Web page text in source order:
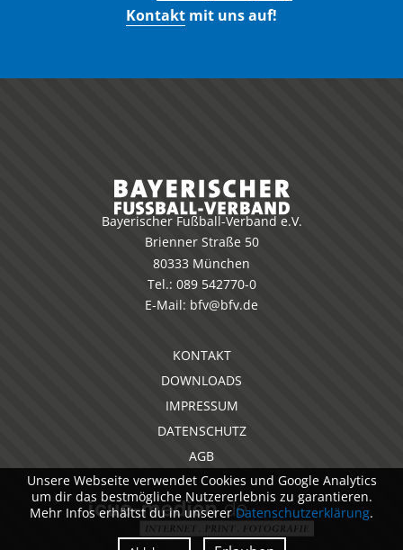
Kontakt mit uns auf!
Bayerischer Fußball-Verband e.V.
Brienner Straße 50
80333 München
Tel.: 089 542770-0
E-Mail: bfv@bfv.de
KONTAKT
DOWNLOADS
IMPRESSUM
DATENSCHUTZ
AGB
Unsere Webseite verwendet Cookies und Google Analytics
um dir das bestmögliche Nutzererlebnis zu garantieren.
Mehr Infos erhältst du in unsererDatenschutzerklärung.